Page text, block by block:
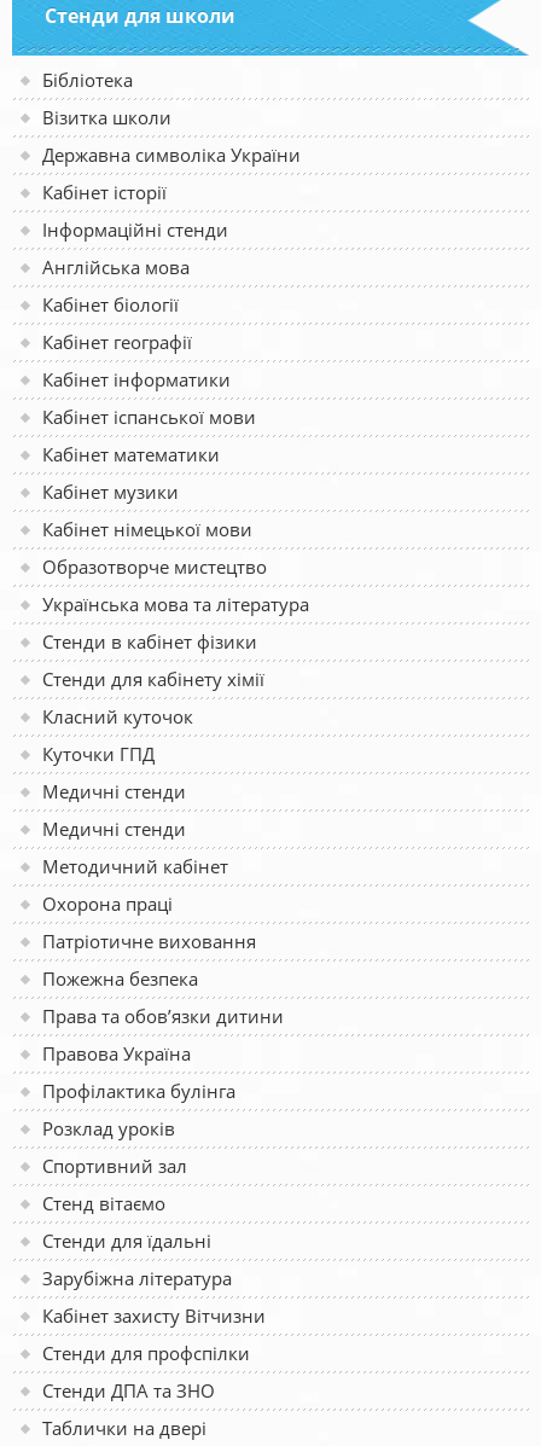
Стенди для школи
Бібліотека
Візитка школи
Державна символіка України
Кабінет історії
Інформаційні стенди
Англійська мова
Кабінет біології
Кабінет географії
Кабінет інформатики
Кабінет іспанської мови
Кабінет математики
Кабінет музики
Кабінет німецької мови
Образотворче мистецтво
Українська мова та література
Стенди в кабінет фізики
Стенди для кабінету хімії
Класний куточок
Куточки ГПД
Медичні стенди
Медичні стенди
Методичний кабінет
Охорона праці
Патріотичне виховання
Пожежна безпека
Права та обов’язки дитини
Правова Україна
Профілактика булінга
Розклад уроків
Спортивний зал
Стенд вітаємо
Стенди для їдальні
Зарубіжна література
Кабінет захисту Вітчизни
Стенди для профспілки
Стенди ДПА та ЗНО
Таблички на двері